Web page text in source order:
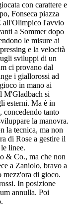
con carattere e
Fonseca piazza
all'Olimpico l'avvio
a Sommer dopo
le misure ai
e la velocità
sviluppi di un
ci provano dal
i giallorossi ad
in mano ai
M'Gladbach si
esterni. Ma è in
concedendo tanto
la manovra.
la tecnica, ma non
di Rose a gestire il
linee.
& Co., ma che non
a Zaniolo, bravo a
mezz'ora di gioco.
In posizione
annulla. Poi